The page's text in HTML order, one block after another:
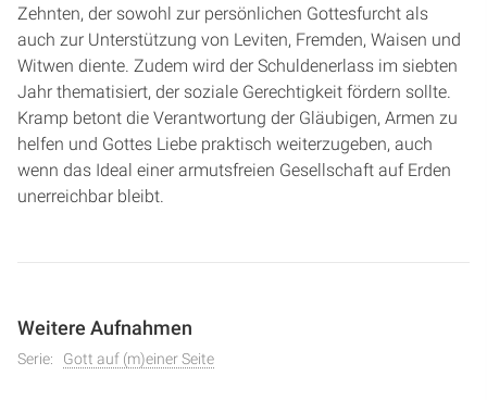
Zehnten, der sowohl zur persönlichen Gottesfurcht als
auch zur Unterstützung von Leviten, Fremden, Waisen und
Witwen diente. Zudem wird der Schuldenerlass im siebten
Jahr thematisiert, der soziale Gerechtigkeit fördern sollte.
Kramp betont die Verantwortung der Gläubigen, Armen zu
helfen und Gottes Liebe praktisch weiterzugeben, auch
wenn das Ideal einer armutsfreien Gesellschaft auf Erden
unerreichbar bleibt.
Weitere Aufnahmen
Serie: Gott auf (m)einer Seite